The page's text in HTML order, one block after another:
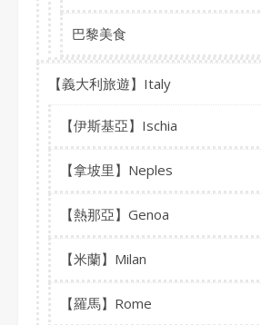
巴黎美食
【義大利旅遊】Italy
【伊斯基亞】Ischia
【拿坡里】Neples
【熱那亞】Genoa
【米蘭】Milan
【羅馬】Rome